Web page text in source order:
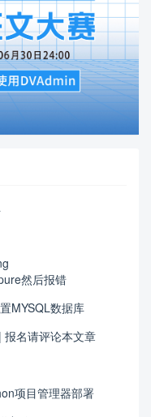
然后报错
MYSQL数据库
名请评论本文章
项目管理器部署